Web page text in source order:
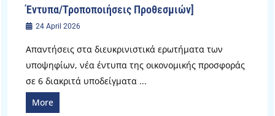
Έντυπα/Τροποποιήσεις Προθεσμιών]
24 April 2026
Απαντήσεις στα διευκρινιστικά ερωτήματα των
υποψηφίων, νέα έντυπα της οικονομικής προσφοράς
σε 6 διακριτά υποδείγματα ...
More